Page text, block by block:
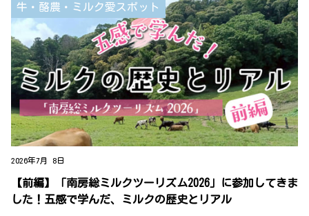
牛・酪農・ミルク愛スポット
2026年7月 8日
【前編】「南房総ミルクツーリズム2026」に参加してきま
した！五感で学んだ、ミルクの歴史とリアル